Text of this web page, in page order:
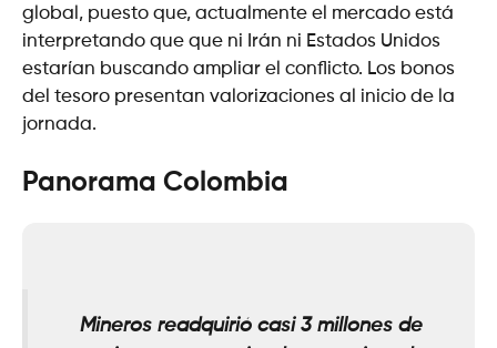
global, puesto que, actualmente el mercado está
interpretando que que ni Irán ni Estados Unidos
estarían buscando ampliar el conflicto. Los bonos
del tesoro presentan valorizaciones al inicio de la
jornada.
Panorama Colombia
Mineros readquirió casi 3 millones de